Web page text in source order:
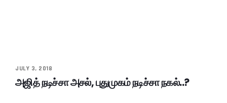
JULY 3, 2018
அஜித் நடிச்சா அசல், புதுமுகம் நடிச்சா நகல்..?